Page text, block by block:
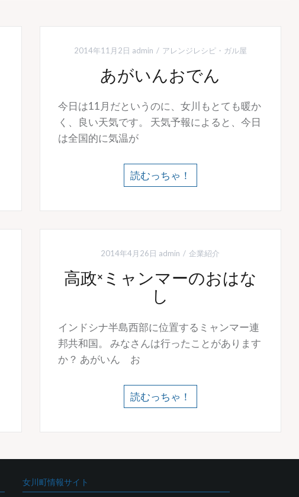
2014年11月2日 admin アレンジレシピ・ ガル屋
あがいんおでん
今日は11月だというのに、女川もとても暖か
く、良い天気です。 天気予報によると、今日
は全国的に気温が
読むっちゃ！
2014年4月26日 admin 企業紹介
高政×ミャンマーのおはな
し
インドシナ半島西部に位置するミャンマー連
邦共和国。 みなさんは行ったことがあります
か？ あがいん お
読むっちゃ！
女川町情報サイト